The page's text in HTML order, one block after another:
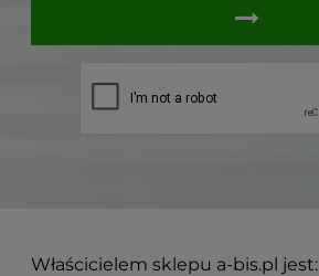
Właścicielem sklepu a-bis.pl jest: